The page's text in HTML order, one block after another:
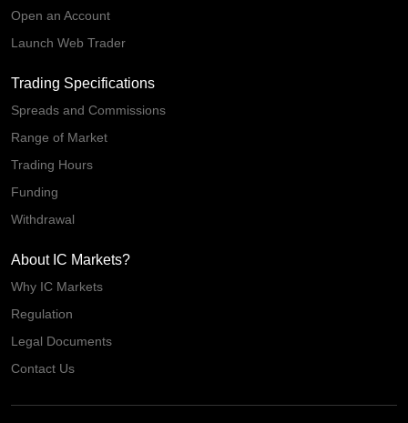
Open an Account
Launch Web Trader
Trading Specifications
Spreads and Commissions
Range of Market
Trading Hours
Funding
Withdrawal
About IC Markets?
Why IC Markets
Regulation
Legal Documents
Contact Us